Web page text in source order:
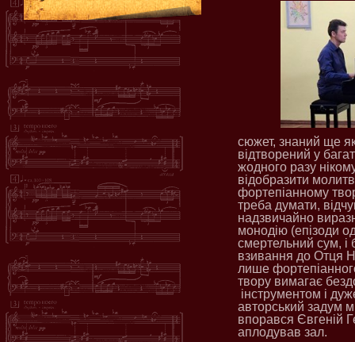
сюжет, знаний ще
відтворений у
жодного разу
відобразити
фортепіанному
треба думати,
надзвичайно
монодію (епізоди
смертельний сум, і
взивання до Отця
лише
твору вимагає
інструментом і
авторський задум
впорався Євгеній
аплодував зал.